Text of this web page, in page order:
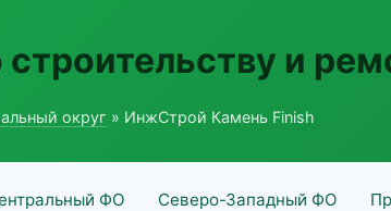
строительству и
округ » ИнжСтрой Камень Finish
ФО Северо-Западный ФО